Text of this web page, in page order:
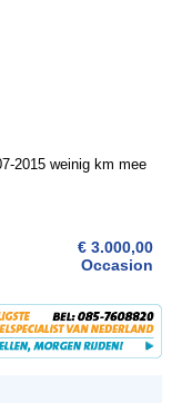
2015 weinig km mee
€ 3.000,00
Occasion